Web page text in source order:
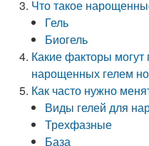
Что такое
Гель
Биогель
Какие факторы
нарощенных гелем
Как часто нужно
Виды гелей для
Трехфазные
База